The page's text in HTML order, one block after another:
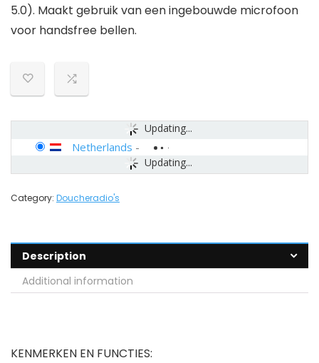
5.0). Maakt gebruik van een ingebouwde microfoon
voor handsfree bellen.
Updating...
Updating...
Netherlands -
Category: Doucheradio's
Description
Additional information
KENMERKEN EN FUNCTIES: